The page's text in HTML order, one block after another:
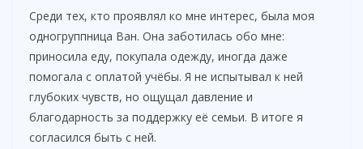
Среди тех, кто проявлял ко мне интерес, была моя
одногруппница Ван. Она заботилась обо мне:
приносила еду, покупала одежду, иногда даже
помогала с оплатой учёбы. Я не испытывал к ней
глубоких чувств, но ощущал давление и
благодарность за поддержку её семьи. В итоге я
согласился быть с ней.